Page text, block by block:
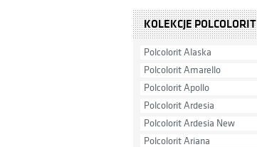
KOLEKCJE POLCOLORIT
Polcolorit Alaska
Polcolorit Amarello
Polcolorit Apollo
Polcolorit Ardesia
Polcolorit Ardesia New
Polcolorit Ariana